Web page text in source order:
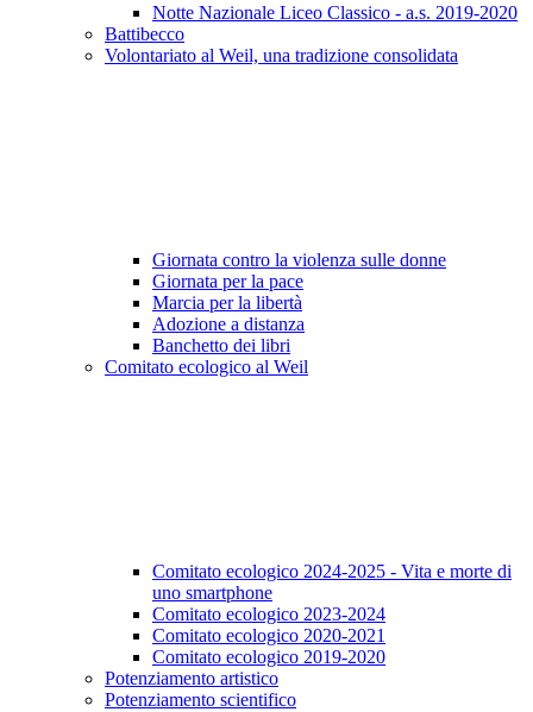
Notte Nazionale Liceo Classico - a.s. 2019-2020
Battibecco
Volontariato al Weil, una tradizione consolidata
Giornata contro la violenza sulle donne
Giornata per la pace
Marcia per la libertà
Adozione a distanza
Banchetto dei libri
Comitato ecologico al Weil
Comitato ecologico 2024-2025 - Vita e morte di
uno smartphone
Comitato ecologico 2023-2024
Comitato ecologico 2020-2021
Comitato ecologico 2019-2020
Potenziamento artistico
Potenziamento scientifico